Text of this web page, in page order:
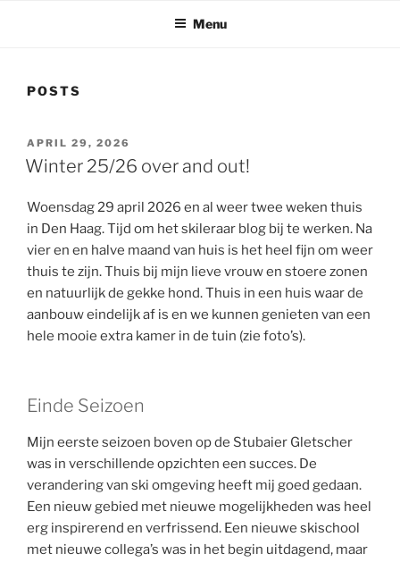
Menu
POSTS
POSTED
ON
APRIL 29, 2026
Winter 25/26 over and out!
Woensdag 29 april 2026 en al weer twee weken thuis
in Den Haag. Tijd om het skileraar blog bij te werken. Na
vier en en halve maand van huis is het heel fijn om weer
thuis te zijn. Thuis bij mijn lieve vrouw en stoere zonen
en natuurlijk de gekke hond. Thuis in een huis waar de
aanbouw eindelijk af is en we kunnen genieten van een
hele mooie extra kamer in de tuin (zie foto’s).
Einde Seizoen
Mijn eerste seizoen boven op de Stubaier Gletscher
was in verschillende opzichten een succes. De
verandering van ski omgeving heeft mij goed gedaan.
Een nieuw gebied met nieuwe mogelijkheden was heel
erg inspirerend en verfrissend. Een nieuwe skischool
met nieuwe collega’s was in het begin uitdagend, maar